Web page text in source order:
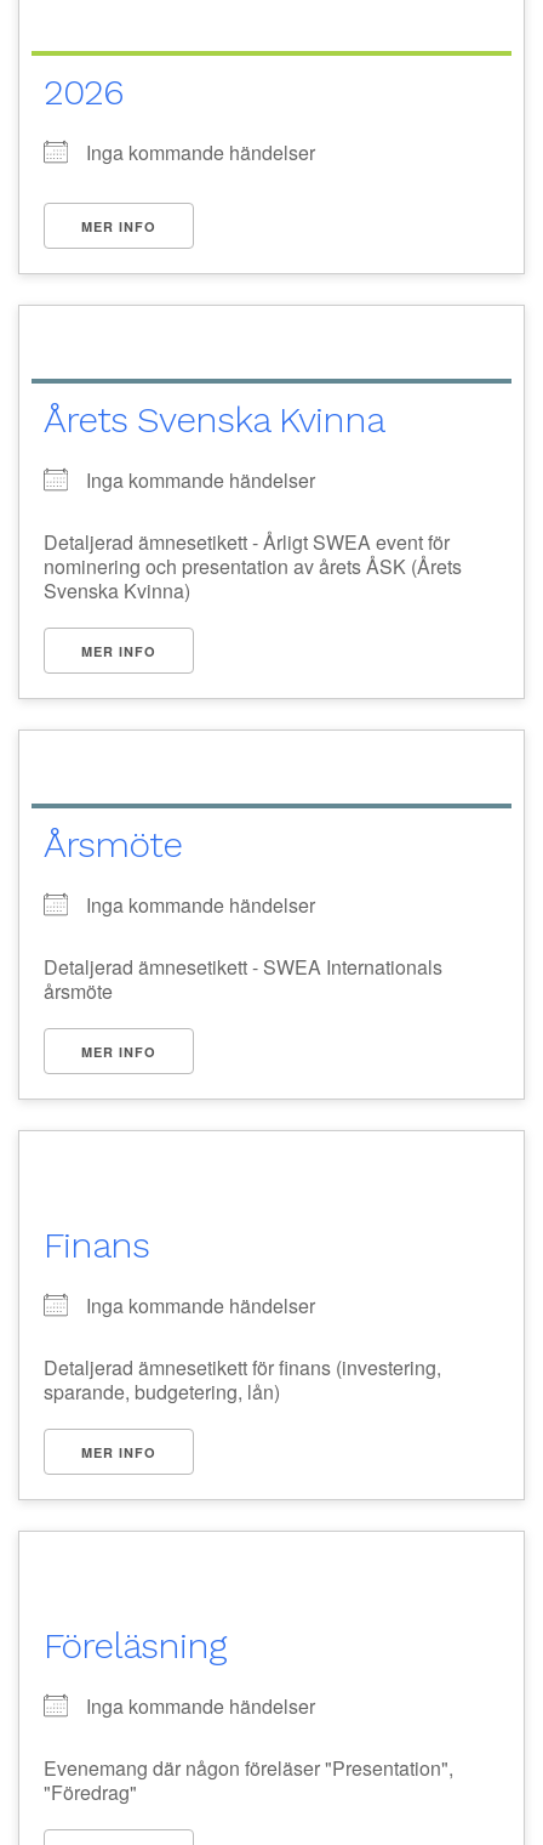
2026
Inga kommande händelser
MER INFO
Årets Svenska Kvinna
Inga kommande händelser
Detaljerad ämnesetikett - Årligt SWEA event för
nominering och presentation av årets ÅSK (Årets
Svenska Kvinna)
MER INFO
Årsmöte
Inga kommande händelser
Detaljerad ämnesetikett - SWEA Internationals
årsmöte
MER INFO
Finans
Inga kommande händelser
Detaljerad ämnesetikett för finans (investering,
sparande, budgetering, lån)
MER INFO
Föreläsning
Inga kommande händelser
Evenemang där någon föreläser "Presentation",
"Föredrag"